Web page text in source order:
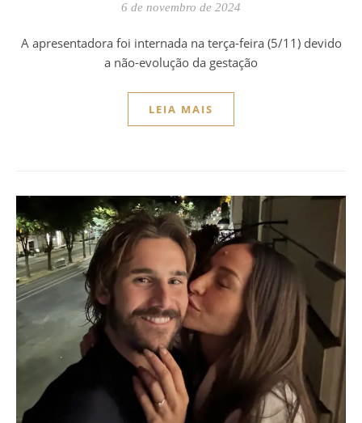
6 de novembro de 2024
A apresentadora foi internada na terça-feira (5/11) devido
a não-evolução da gestação
LEIA MAIS